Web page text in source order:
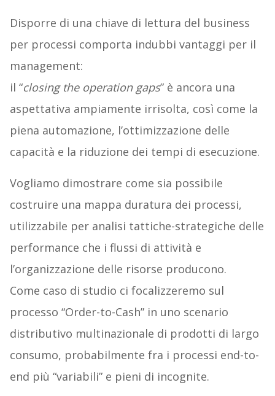
Disporre di una chiave di lettura del business
per processi comporta indubbi vantaggi per il
management:
il “closing the operation gaps” è ancora una
aspettativa ampiamente irrisolta, così come la
piena automazione, l’ottimizzazione delle
capacità e la riduzione dei tempi di esecuzione.
Vogliamo dimostrare come sia possibile
costruire una mappa duratura dei processi,
utilizzabile per analisi tattiche-strategiche delle
performance che i flussi di attività e
l’organizzazione delle risorse producono.
Come caso di studio ci focalizzeremo sul
processo “Order-to-Cash” in uno scenario
distributivo multinazionale di prodotti di largo
consumo, probabilmente fra i processi end-to-
end più “variabili” e pieni di incognite.